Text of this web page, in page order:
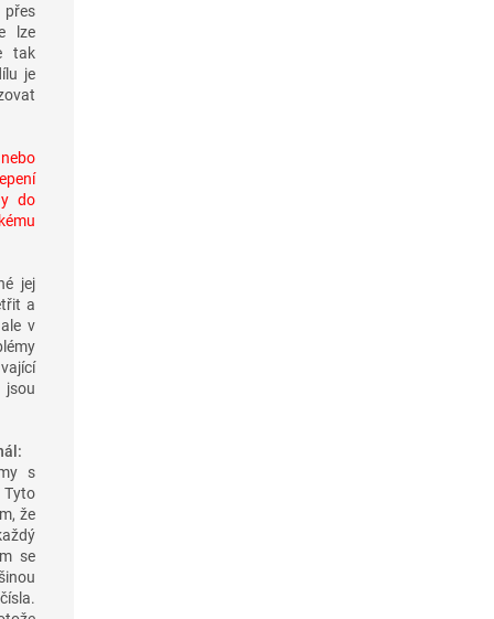
lze
tak
je
do
jej
a
v
s
Tyto
že
se